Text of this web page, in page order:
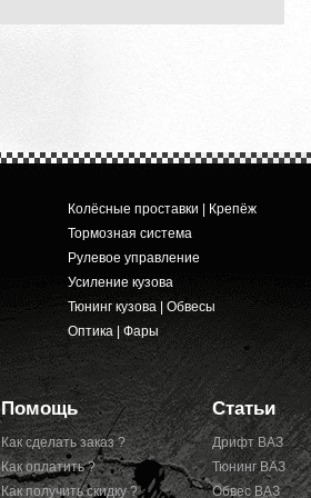
Колёсные проставки | Крепёж
Тормозная система
Рулевое управление
Усиление кузова
Тюнинг кузова | Обвесы
Оптика | Фары
Помощь
Как сделать заказ ?
Как оплатить ?
Как получить скидку ?
Статьи
Дрифт ВАЗ
Тюнинг ВАЗ
Обвес ВАЗ